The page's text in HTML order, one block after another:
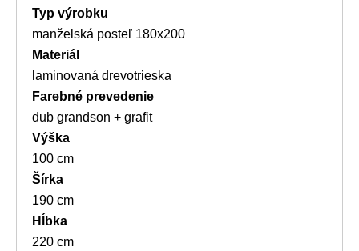
Typ výrobku
manželská posteľ 180x200
Materiál
laminovaná drevotrieska
Farebné prevedenie
dub grandson + grafit
Výška
100 cm
Šírka
190 cm
Hĺbka
220 cm